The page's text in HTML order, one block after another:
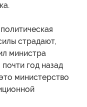
страдают,
министра
год назад
министерство